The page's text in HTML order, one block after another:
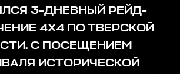
3-ДНЕВНЫЙ РЕЙД-
4Х4 ПО ТВЕРСКОЙ
С ПОСЕЩЕНИЕМ
ИСТОРИЧЕСКОЙ